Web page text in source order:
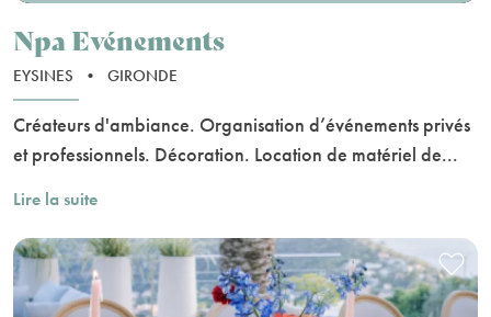
Npa Evénements
EYSINES • GIRONDE
Créateurs d'ambiance. Organisation d’événements privés
et professionnels. Décoration. Location de matériel de...
Lire la suite